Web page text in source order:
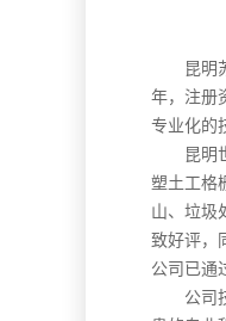
昆明
年，注册
专业化的
昆明世
塑土工格
山、垃圾
致好评，
公司已通
公司